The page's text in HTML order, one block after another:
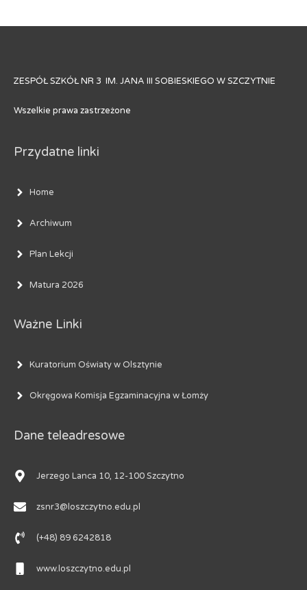
ZESPÓŁ SZKÓŁ NR 3 IM. JANA III SOBIESKIEGO W SZCZYTNIE
Wszelkie prawa zastrzeżone
Przydatne linki
Home
Archiwum
Plan Lekcji
Matura 2026
Ważne Linki
Kuratorium Oświaty w Olsztynie
Okręgowa Komisja Egzaminacyjna w Łomży
Dane teleadresowe
Jerzego Lanca 10, 12-100 Szczytno
zsnr3@loszczytno.edu.pl
(+48) 89 6242818
www.loszczytno.edu.pl